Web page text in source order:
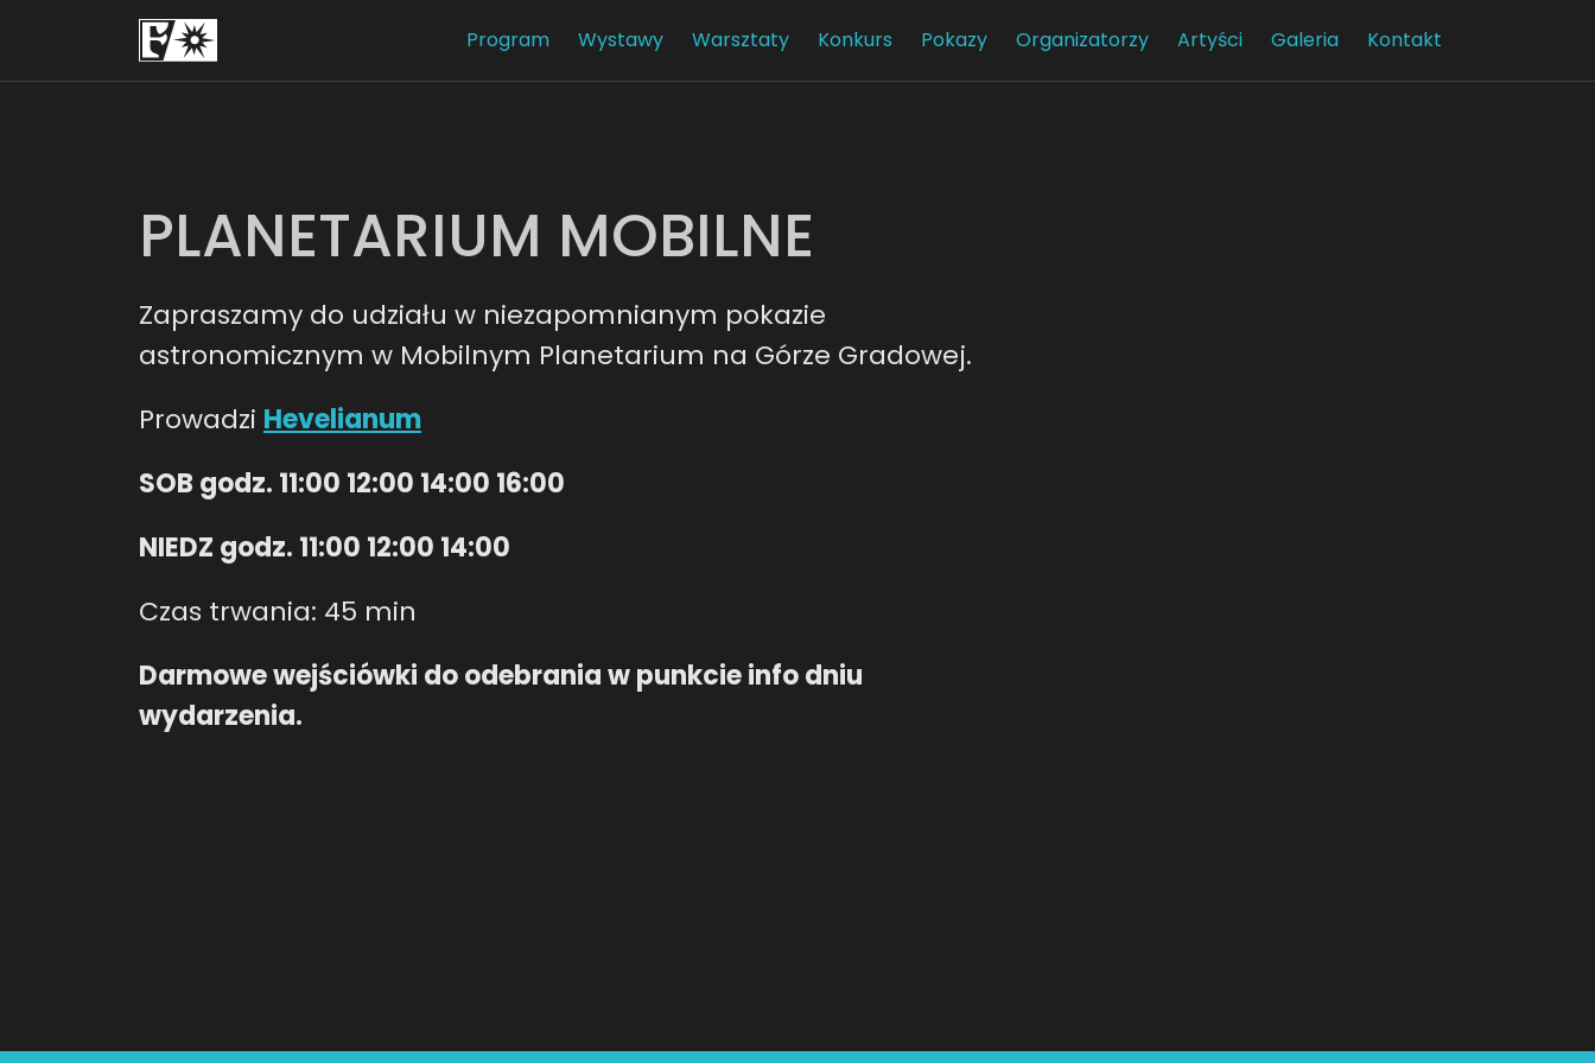
Program Wystawy Warsztaty Konkurs Pokazy Organizatorzy Artyści Galeria Kontakt
PLANETARIUM MOBILNE
Zapraszamy do udziału w niezapomnianym pokazie
astronomicznym w Mobilnym Planetarium na Górze Gradowej.
Prowadzi Hevelianum
SOB godz. 11:00 12:00 14:00 16:00
NIEDZ godz. 11:00 12:00 14:00
Czas trwania: 45 min
Darmowe wejściówki do odebrania w punkcie info dniu
wydarzenia.